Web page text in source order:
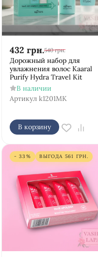
432 грн.540 грн.
Дорожный набор для
увлажнения волос Kaaral
Purify Hydra Travel Kit
В наличии
Артикул k1201MK
В корзину
- 33% ВЫГОДА 561 ГРН.